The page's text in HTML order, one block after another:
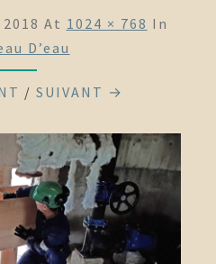
At 1024 × 768 In
D’eau
/ SUIVANT →